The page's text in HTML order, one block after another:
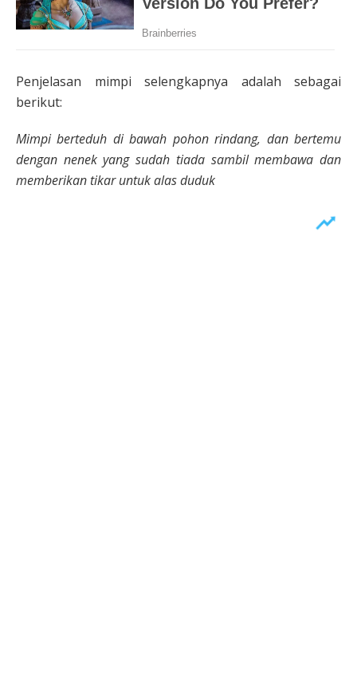
Penjelasan mimpi selengkapnya adalah sebagai
berikut:
Mimpi berteduh di bawah pohon rindang, dan bertemu
dengan nenek yang sudah tiada sambil membawa dan
memberikan tikar untuk alas duduk